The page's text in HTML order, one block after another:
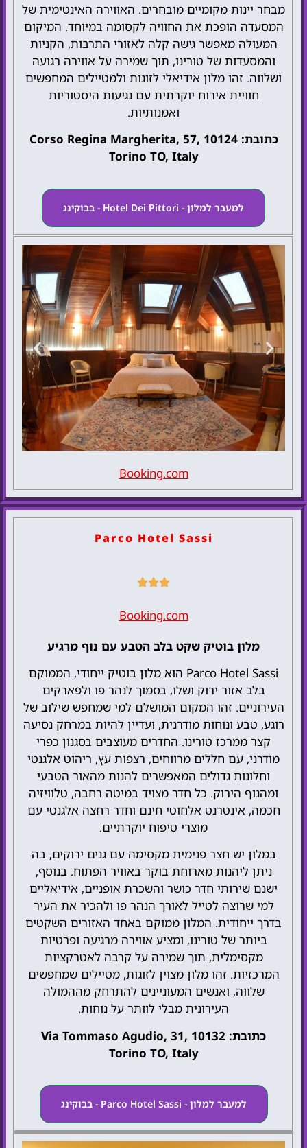
מבחר יינות מקומיים מובחרים. האווירה האינטימית של
המסעדה הופכת את החוויה לקסומה במיוחד. המיקום
המעולה מאפשר גישה קלה לאזורי התרבות, הקניות
והמסעדות של טורינו, תוך שמירה על אווירה רגועה
ושלווה. זהו מלון אידיאלי לזוגות ולמטיילים המחפשים
חוויית אירוח יוקרתית עם נגיעות היסטוריות
ואמנותיות.
כתובת: Corso Regina Margherita, 57, 10124
Torino TO, Italy
למעבר למלון - Hotel Dei Pittori - בבוקינג
Hotel Dei
Pittori
להזמנת
Booking.com
Parco Hotel Sassi
Booking.com
מלון בוטיק שקט בלב הטבע עם נוף מרגיע
Parco Hotel Sassi הוא מלון בוטיק ייחודי, הממוקם
בלב אזור ירוק ושלו, בסמוך לנהר פו ולפארקים
העירוניים. זהו המקום המושלם למי שמחפש שילוב של
רוגע, טבע ונוחות מודרנית, ועדיין להיות במרחק נסיעה
קצר ממרכז טורינו. החדרים מעוצבים בסגנון כפרי
מודרני, עם חללים מרווחים, רצפות עץ, ריהוט אלגנטי
וחלונות גדולים המאפשרים להנות מהאור הטבעי
ומהנוף הירוק. כל חדר מצויד במיטה רחבה, טלוויזיה
חכמה, אינטרנט אלחוטי חינם וחדר רחצה אלגנטי עם
מוצרי טיפוח יוקרתיים.
במלון יש חצר פנימית מקסימה עם גנים ירוקים, בה
ניתן ליהנות מארוחת בוקר באוויר הפתוח. בנוסף,
ישנם שירותי חדר כושר והשכרת אופניים, אידיאליים
למי שרוצה לטייל לאורך הנהר פו ולהכיר את העיר
בדרך ייחודית. המלון ממוקם באחד האזורים השקטים
ביותר של טורינו, ומציע אווירה מרגיעה ופרטיות
מקסימלית, תוך שמירה על קרבה לאטרקציות
המרכזיות. זהו מלון מצוין לזוגות, מטיילים שמחפשים
שלווה, ואנשים המעוניינים להתרחק מההמולה
העירונית מבלי לוותר על נוחות.
כתובת: Via Tommaso Agudio, 31, 10132
Torino TO, Italy
למעבר למלון - Parco Hotel Sassi - בבוקינג